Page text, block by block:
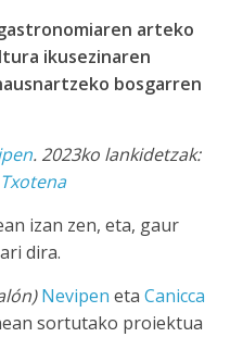
arteko
ikusezinaren
bosgarren
. 2023ko lankidetzak:
izan zen, eta, gaur
dira.
Nevipen eta Canicca
sortutako proiektua